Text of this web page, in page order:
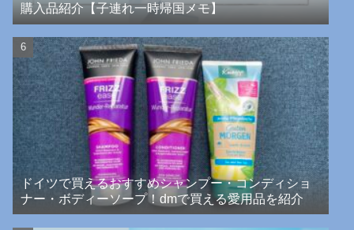
購入品紹介【子連れ一時帰国メモ】
ドイツで買えるおすすめシャンプー・コンディショ
ナー・ボディーソープ！dmで買える愛用品を紹介